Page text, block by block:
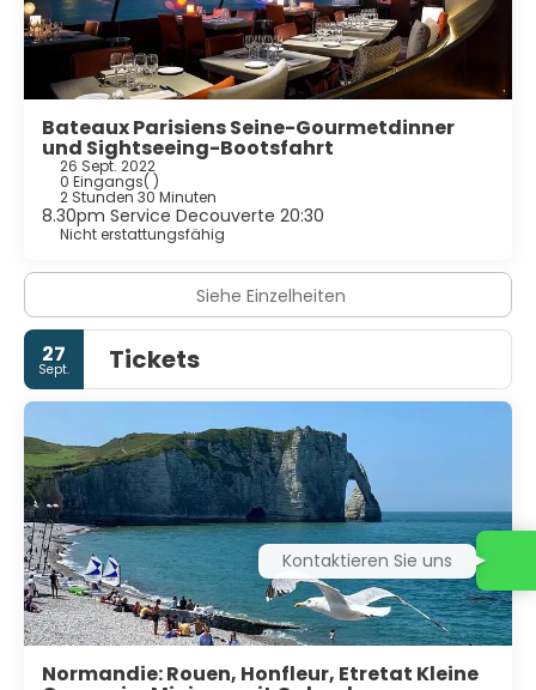
Bateaux Parisiens Seine-Gourmetdinner
und Sightseeing-Bootsfahrt
26 Sept. 2022
0 Eingangs( )
2 Stunden 30 Minuten
8.30pm Service Decouverte 20:30
Nicht erstattungsfähig
Siehe Einzelheiten
27
Sept. Tickets
Normandie: Rouen, Honfleur, Etretat Kleine
Kontaktieren Sie uns